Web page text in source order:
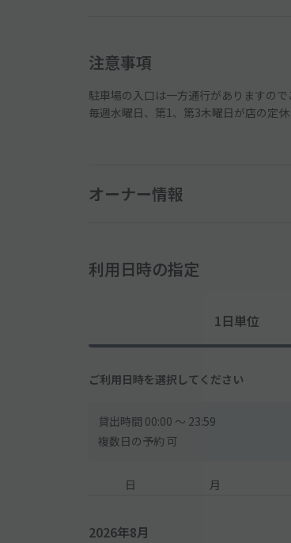
注意事項
駐車場の入口は一方通行がありますので
毎週水曜日、第1、第3木曜日が店の定
オーナー情報
利用日時の指定
1日単位
ご利用日時を選択してください
貸出時間 00:00 〜 23:59
複数日の予約 可
日 月
2026年8月